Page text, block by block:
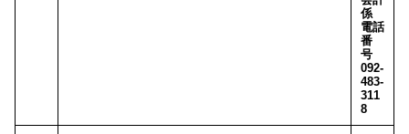
係
電話
番
号
092-
483-
311
8